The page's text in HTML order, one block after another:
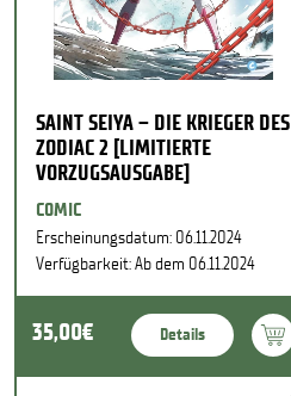
SAINT SEIYA – DIE KRIEGER DES
ZODIAC 2 [LIMITIERTE
VORZUGSAUSGABE]
COMIC
Erscheinungsdatum: 06.11.2024
Verfügbarkeit: Ab dem 06.11.2024
35,00€ Details